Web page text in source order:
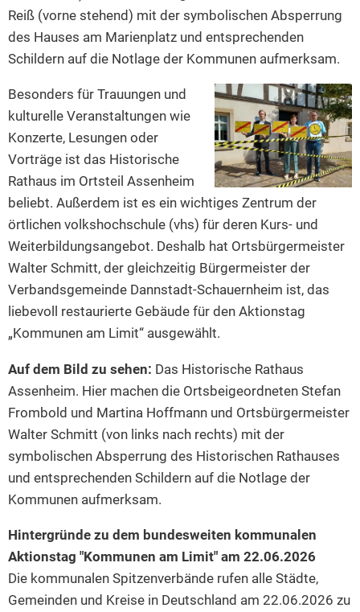
Reiß (vorne stehend) mit der symbolischen Absperrung
des Hauses am Marienplatz und entsprechenden
Schildern auf die Notlage der Kommunen aufmerksam.
Besonders für Trauungen und
kulturelle Veranstaltungen wie
Konzerte, Lesungen oder
Vorträge ist das Historische
Rathaus im Ortsteil Assenheim
beliebt. Außerdem ist es ein wichtiges Zentrum der
örtlichen volkshochschule (vhs) für deren Kurs- und
Weiterbildungsangebot. Deshalb hat Ortsbürgermeister
Walter Schmitt, der gleichzeitig Bürgermeister der
Verbandsgemeinde Dannstadt-Schauernheim ist, das
liebevoll restaurierte Gebäude für den Aktionstag
„Kommunen am Limit“ ausgewählt.
Auf dem Bild zu sehen: Das Historische Rathaus
Assenheim. Hier machen die Ortsbeigeordneten Stefan
Frombold und Martina Hoffmann und Ortsbürgermeister
Walter Schmitt (von links nach rechts) mit der
symbolischen Absperrung des Historischen Rathauses
und entsprechenden Schildern auf die Notlage der
Kommunen aufmerksam.
Hintergründe zu dem bundesweiten kommunalen
Aktionstag "Kommunen am Limit" am 22.06.2026
Die kommunalen Spitzenverbände rufen alle Städte,
Gemeinden und Kreise in Deutschland am 22.06.2026 zu